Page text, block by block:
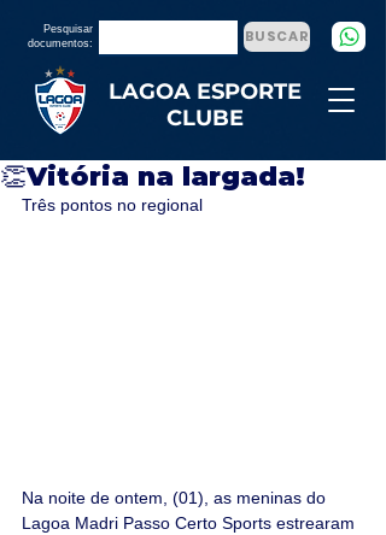
LAGOA ESPORTE
CLUBE
Pesquisar
documentos:
BUSCAR
👏Vitória na largada!
Três pontos no regional
Na noite de ontem, (01), as meninas do
Lagoa Madri Passo Certo Sports estrearam